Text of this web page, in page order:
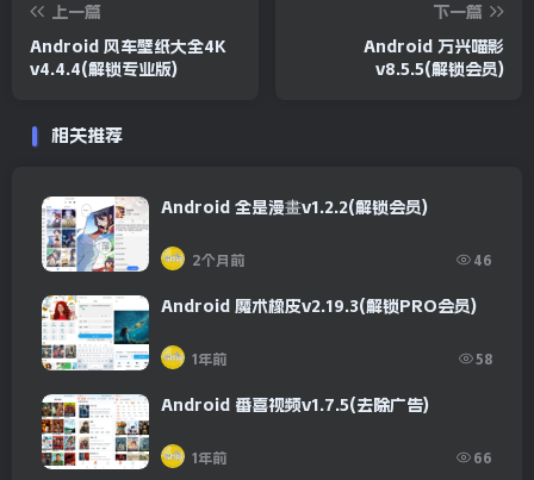
上一篇
Android 风车壁纸大全4K
v4.4.4(解锁专业版)
下一篇
Android 万兴喵影
v8.5.5(解锁会员)
相关推荐
Android 全是漫畫v1.2.2(解锁会员)
2个月前 46
Android 魔术橡皮v2.19.3(解锁PRO会员)
1年前 58
Android 番喜视频v1.7.5(去除广告)
1年前 66